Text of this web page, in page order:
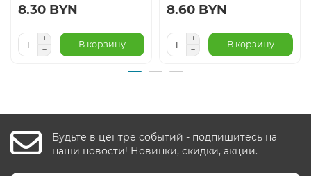
8.30 BYN
В корзину
8.60 BYN
В корзину
Будьте в центре событий - подпишитесь на
наши новости! Новинки, скидки, акции.